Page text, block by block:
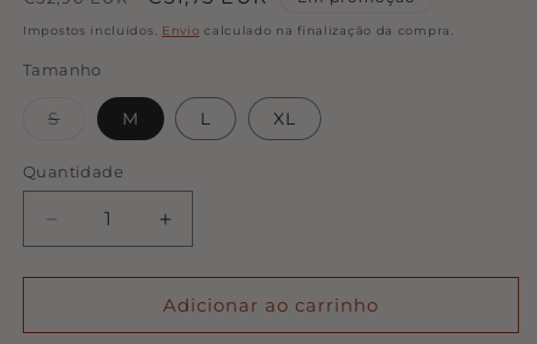
normal
de
Impostos incluídos. Envio calculado na finalização da compra.
Tamanho
SVariante
esgotada
indisponível
M L XL
Quantidade
Quantidade
Diminuir
a
quantidade
Botas
Aumentar
a
quantidade
de
Botas
Adicionar ao carrinho